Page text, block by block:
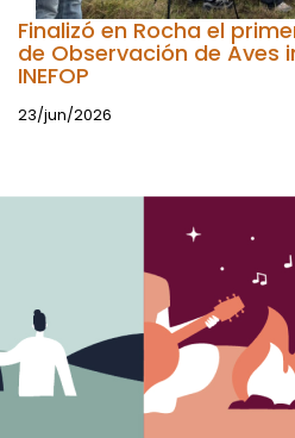
Finalizó en Rocha el
de Observación de Aves
INEFOP
23/jun/2026